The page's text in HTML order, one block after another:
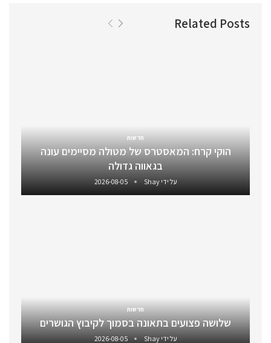
Related Posts
חדשות
הוקי קרח: המאסטרס של מטולה מסיימים עונה
בגאווה גדולה
על ידיShay
2026-08-05
חדשות
שלושה פצועים בתאונה בסמוך לקיבוץ הגושרים
על ידיShay
2026-08-05